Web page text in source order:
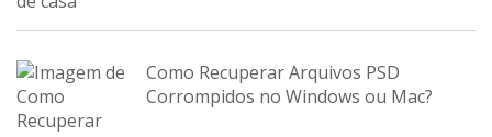
Como Recuperar Arquivos PSD
Corrompidos no Windows ou Mac?